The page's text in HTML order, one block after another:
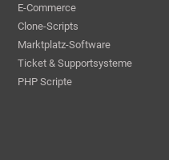
E-Commerce
Clone-Scripts
Marktplatz-Software
Ticket & Supportsysteme
PHP Scripte